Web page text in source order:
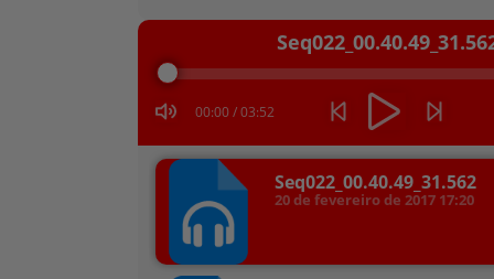
Tocador
áudio
00:00 /03:52
Seq022_00.40.49_31.562
20 de fevereiro de 2017 17:20